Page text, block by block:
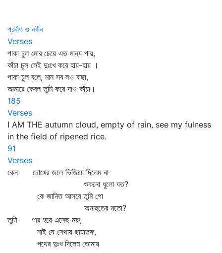
প্রবীণ ও নবীন
Verses
পাকা চুল মোর চেয়ে এত মান্য পায়,
কাঁচা চুল সেই দুঃখে করে হায়-হায় ।
পাকা চুল বলে, মান সব লও বাছা,
আমারে কেবল তুমি করে দাও কাঁচা।
185
Verses
I AM THE autumn cloud, empty of rain, see my fulness
in the field of ripened rice.
91
Verses
কেন চোখের জলে ভিজিয়ে দিলেম না
শুকনো ধুলো যত?
কে জানিত আসবে তুমি গো
অনাহুতের মতো?
তুমি পার হয়ে এসেছ মরু,
নাই যে সেথায় ছায়াতরু,
পথের দুঃখ দিলেম তোমায়